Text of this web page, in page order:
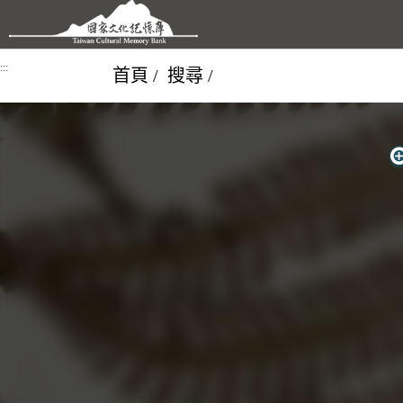
跳到主要內容區塊
::: 首頁 搜尋